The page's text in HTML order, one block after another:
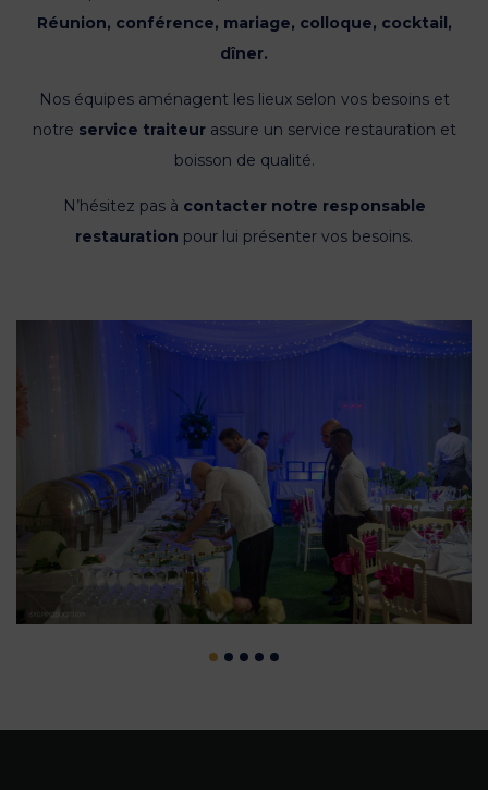
Réunion, conférence, mariage, colloque, cocktail,
dîner.
Nos équipes aménagent les lieux selon vos besoins et
notre service traiteurassure un service restauration et
boisson de qualité.
N’hésitez pas à contacter notre responsable
restauration pour lui présenter vos besoins.